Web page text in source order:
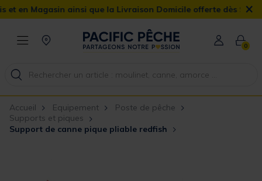
ainsi que la Livraison Domicile offerte dès 90€ ×
0
Accueil Equipement
Poste de pêche
Supports et piques
Support de canne pique pliable redfish